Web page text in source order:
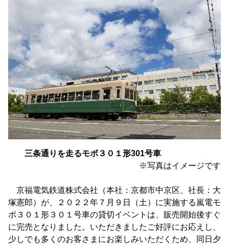
三条通りを走るモボ３０１形301号車
※写真はイメージです
京福電気鉄道株式会社（本社：京都市中京区、社長：大
塚憲郎）が、２０２２年７月９日（土）に実施する嵐電モ
ボ３０１形３０１号車の貸切イベントは、販売開始後すぐ
に完売となりました。いただきましたご好評にお応えし、
少しでも多くのお客さまにお楽しみいただくため、同日夕